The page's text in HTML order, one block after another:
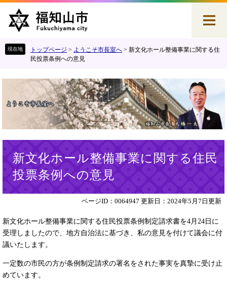
す
し
トップページ > ようこそ市長室へ > 新文化ホール整備事業に関する住
民投票条例への意見
新文化ホール整備事業に関する住民
投票条例への意見
ページID：0064947 更新日：2024年5月7日更新
新文化ホール整備事業に関する住民投票条例制定請求書を4月24日に
受理しましたので、地方自治法に基づき、私の意見を付けて議会に付
議いたします。
一定数の市民の方が条例制定請求の署名をされた事実を真摯に受け止
めています。